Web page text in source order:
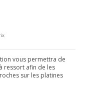
vous permettra de
ressort afin de les
sur les platines